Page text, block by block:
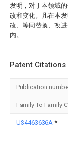
发明，对于本领域
改和变化。凡在本
改、等同替换、改
内。
Patent Citations
Publication
Family To Family
US4463636A *